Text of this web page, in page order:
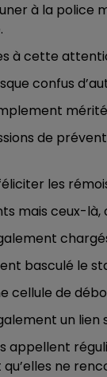
à la police
à cette
confus
de
les
mais ceux-là,
basculé le
cellule de
un
appellent
ne